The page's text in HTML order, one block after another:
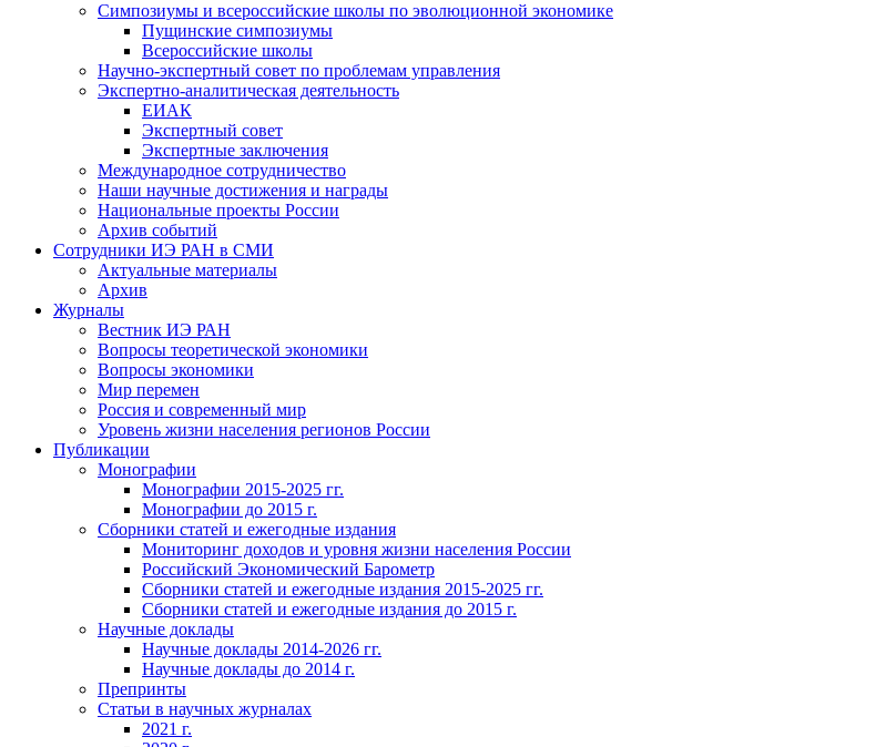
Симпозиумы и всероссийские школы по эволюционной экономике
Пущинские симпозиумы
Всероссийские школы
Научно-экспертный совет по проблемам управления
Экспертно-аналитическая деятельность
ЕИАК
Экспертный совет
Экспертные заключения
Международное сотрудничество
Наши научные достижения и награды
Национальные проекты России
Архив событий
Сотрудники ИЭ РАН в СМИ
Актуальные материалы
Архив
Журналы
Вестник ИЭ РАН
Вопросы теоретической экономики
Вопросы экономики
Мир перемен
Россия и современный мир
Уровень жизни населения регионов России
Публикации
Монографии
Монографии 2015-2025 гг.
Монографии до 2015 г.
Сборники статей и ежегодные издания
Мониторинг доходов и уровня жизни населения России
Российский Экономический Барометр
Сборники статей и ежегодные издания 2015-2025 гг.
Сборники статей и ежегодные издания до 2015 г.
Научные доклады
Научные доклады 2014-2026 гг.
Научные доклады до 2014 г.
Препринты
Статьи в научных журналах
2021 г.